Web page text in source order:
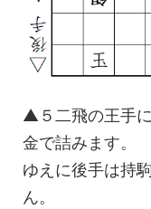
▲５二飛の王手
金で詰みます。
ゆえに後手は持
ん。